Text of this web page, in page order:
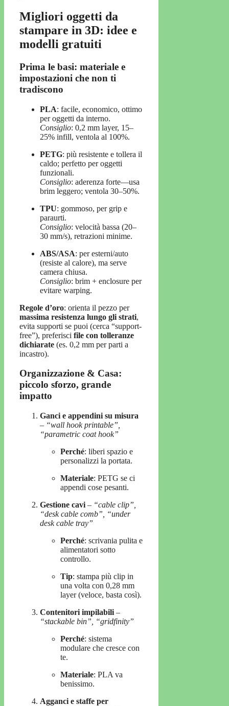
Migliori oggetti da
stampare in 3D: idee e
modelli gratuiti
Prima le basi: materiale e
impostazioni che non ti
tradiscono
PLA: facile, economico, ottimo
per oggetti da interno.
Consiglio: 0,2 mm layer, 15–
25% infill, ventola al 100%.
PETG: più resistente e tollera il
caldo; perfetto per oggetti
funzionali.
Consiglio: aderenza forte—usa
brim leggero; ventola 30–50%.
TPU: gommoso, per grip e
paraurti.
Consiglio: velocità bassa (20–
30 mm/s), retrazioni minime.
ABS/ASA: per esterni/auto
(resiste al calore), ma serve
camera chiusa.
Consiglio: brim + enclosure per
evitare warping.
Regole d’oro: orienta il pezzo per
massima resistenza lungo gli strati,
evita supporti se puoi (cerca “support-
free”), preferisci file con tolleranze
dichiarate (es. 0,2 mm per parti a
incastro).
Organizzazione & Casa:
piccolo sforzo, grande
impatto
Ganci e appendini su misura
– “wall hook printable”,
“parametric coat hook”
Perché: liberi spazio e
personalizzi la portata.
Materiale: PETG se ci
appendi cose pesanti.
Gestione cavi – “cable clip”,
“desk cable comb”, “under
desk cable tray”
Perché: scrivania pulita e
alimentatori sotto
controllo.
Tip: stampa più clip in
una volta con 0,28 mm
layer (veloce, basta così).
Contenitori impilabili –
“stackable bin”, “gridfinity”
Perché: sistema
modulare che cresce con
te.
Materiale: PLA va
benissimo.
Agganci e staffe per